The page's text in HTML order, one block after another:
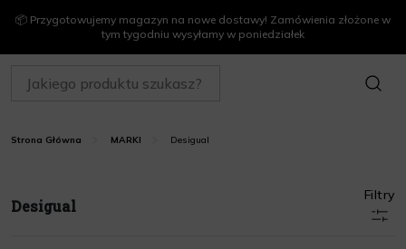
📦 Przygotowujemy magazyn na nowe dostawy! Zamówienia złożone w
tym tygodniu wysyłamy w poniedziałek
SZUKAJ
Strona Główna MARKI Desigual
Desigual
Filtry